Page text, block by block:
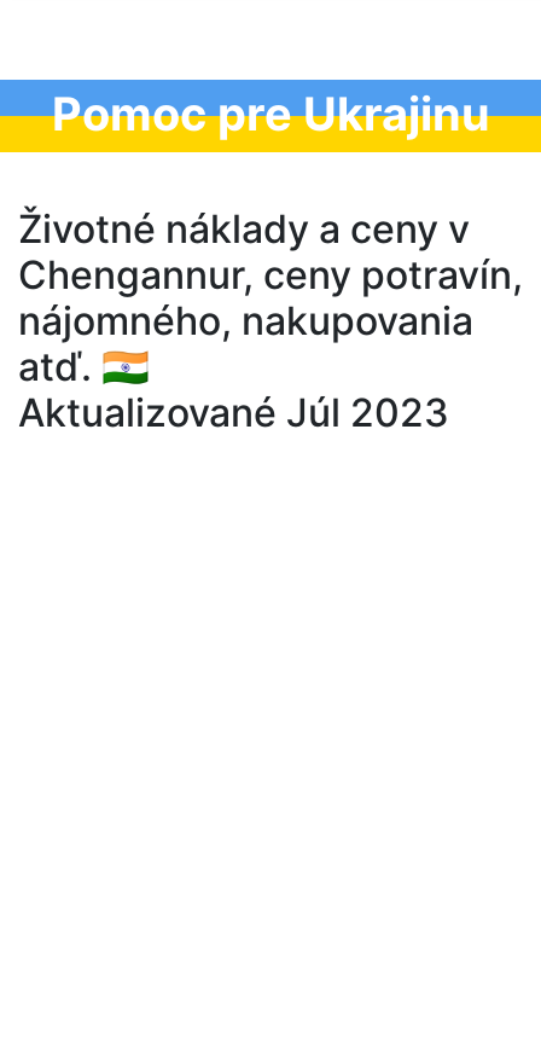
Pomoc pre Ukrajinu
Životné náklady a ceny v
Chengannur, ceny potravín,
nájomného, nakupovania
atď. 🇮🇳
Aktualizované Júl 2023